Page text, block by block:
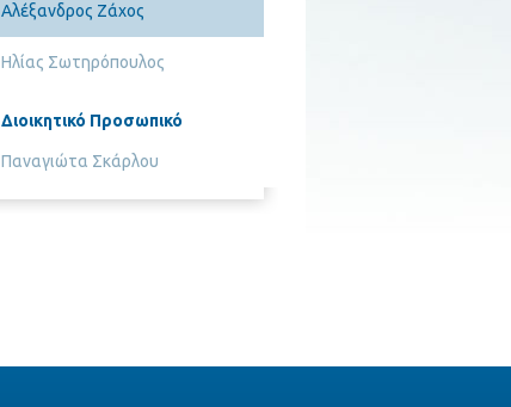
Αλέξανδρος Ζάχος
Ηλίας Σωτηρόπουλος
Διοικητικό Προσωπικό
Παναγιώτα Σκάρλου